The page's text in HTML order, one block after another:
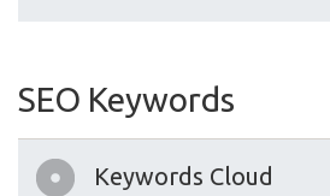
SEO Keywords
Keywords Cloud